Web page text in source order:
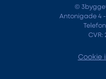
©
Antonigade 4 -
CVR:
Cookie